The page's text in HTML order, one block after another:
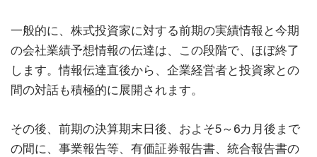
一般的に、株式投資家に対する前期の実績情報と今期
の会社業績予想情報の伝達は、この段階で、ほぼ終了
します。情報伝達直後から、企業経営者と投資家との
間の対話も積極的に展開されます。
その後、前期の決算期末日後、およそ5～6カ月後まで
の間に、事業報告等、有価証券報告書、統合報告書の